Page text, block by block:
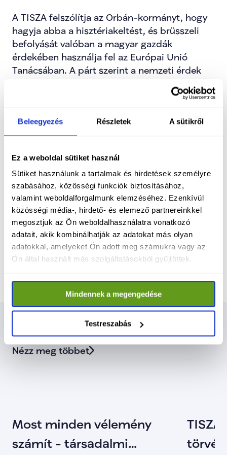
Beleegyezés Részletek A sütikről
Ez a weboldal sütiket használ
Sütiket használunk a tartalmak és hirdetések személyre
szabásához, közösségi funkciók biztosításához,
valamint weboldalforgalmunk elemzéséhez. Ezenkívül
közösségi média-, hirdető- és elemező partnereinkkel
megosztjuk az Ön weboldalhasználatra vonatkozó
adatait, akik kombinálhatják az adatokat más olyan
adatokkal, amelyeket Ön adott meg számukra vagy az
Ön által használt más szolgáltatásokból gyűjtöttek.
Mindennek a megengedése
Testreszabás
A TISZA felszólítja az Orbán-kormányt, hogy
hagyja abba a hisztériakeltést, és brüsszeli
befolyását valóban a magyar gazdák
érdekében használja fel az Európai Unió
Tanácsában. A párt szerint a nemzeti érdek
hanem határozott és következetes fellépést
A TISZA vállalja: kormányra kerülése esetén
magyar gazdák fejlődésére,
versenyképességük erősítésére fordítja. Valódi
vidékfejlesztési politikát kíván megvalósítani,
amelyben a vidéki magyar családok az őket
megillető jólétben élhetnek – erős
gazdasággal, megbecsült termelőkkel és
fenntartható jövőképpel.
Kapcsolódó cikkek
Nézz meg többet
Most minden vélemény
számít - társadalmi
TISZA